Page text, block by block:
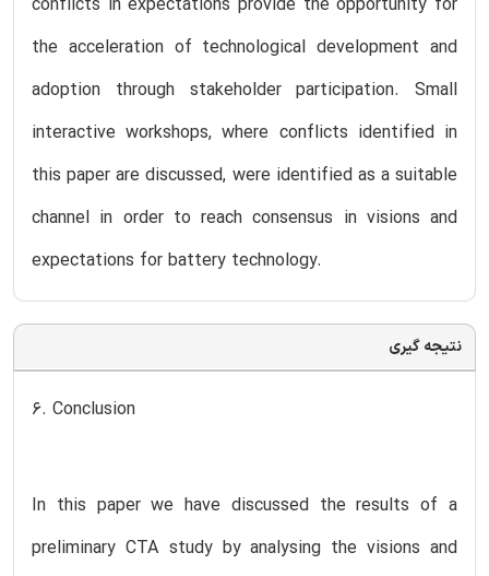
the acceleration of technological development and
adoption through stakeholder participation. Small
interactive workshops, where conflicts identified in
this paper are discussed, were identified as a suitable
channel in order to reach consensus in visions and
expectations for battery technology.
نتیجه گیری
6. Conclusion
In this paper we have discussed the results of a
preliminary CTA study by analysing the visions and